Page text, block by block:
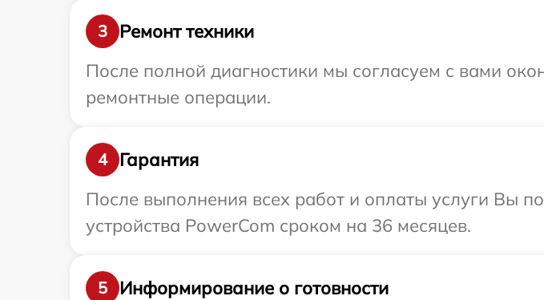
3
Ремонт техники
После полной диагностики мы согласуем с вами
ремонтные операции.
4
Гарантия
После выполнения всех работ и оплаты услуги Вы
устройства PowerCom сроком на 36 месяцев.
5
Информирование о готовности